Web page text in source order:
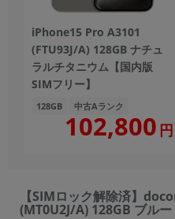
iPhone15 Pro A3101
(FTU93J/A) 128GB ナチュ
ラルチタニウム【国内版
SIMフリー】
128GB 中古Aランク
102,800 円
【SIMロック解除済】
(MT0U2J/A) 128GB ブルー